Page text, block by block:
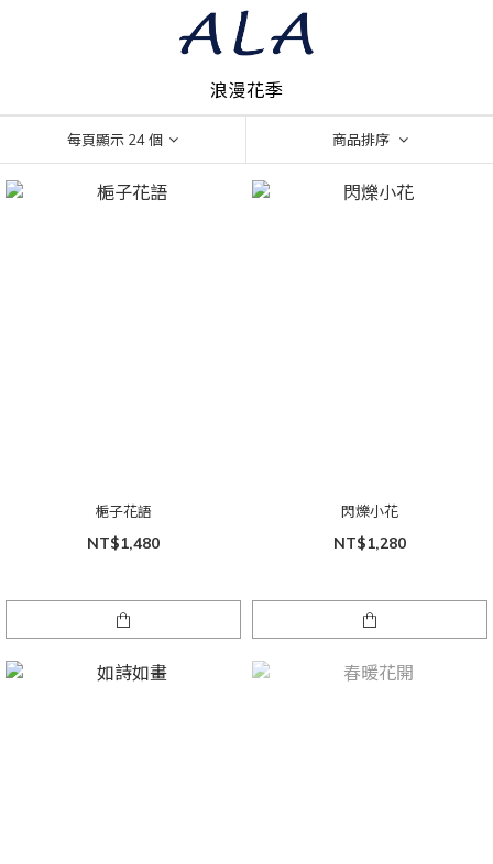
浪漫花季
每頁顯示 24 個 商品排序
梔子花語
NT$1,480
閃爍小花
NT$1,280